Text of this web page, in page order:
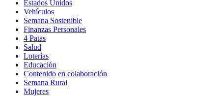
Estados Unidos
Vehículos
Semana Sostenible
Finanzas Personales
4 Patas
Salud
Loterías
Educación
Contenido en colaboración
Semana Rural
Mujeres